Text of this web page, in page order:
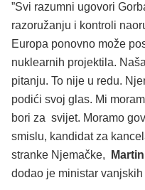
”Svi razumni ugovori
razoružanju i kontroli
Europa ponovno može
nuklearnih projektila.
pitanju. To nije u redu.
podići svoj glas. Mi
bori za svijet. Moramo
smislu, kandidat za
stranke Njemačke,
dodao je ministar